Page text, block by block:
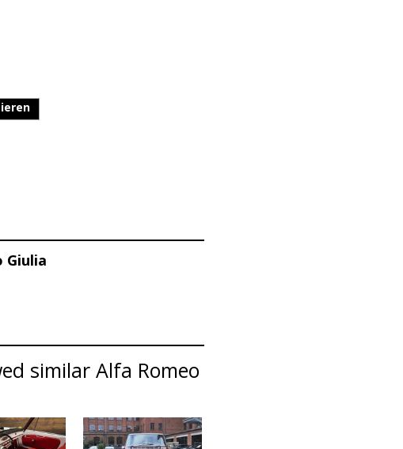
Giulia
similar Alfa Romeo